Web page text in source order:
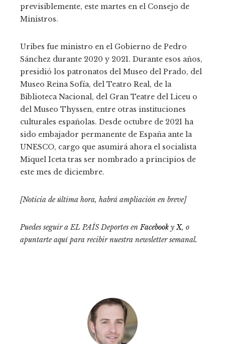
previsiblemente, este martes en el Consejo de
Ministros.
Uribes fue ministro en el Gobierno de Pedro
Sánchez durante 2020 y 2021. Durante esos años,
presidió los patronatos del Museo del Prado, del
Museo Reina Sofía, del Teatro Real, de la
Biblioteca Nacional, del Gran Teatre del Liceu o
del Museo Thyssen, entre otras instituciones
culturales españolas. Desde octubre de 2021 ha
sido embajador permanente de España ante la
UNESCO, cargo que asumirá ahora el socialista
Miquel Iceta tras ser nombrado a principios de
este mes de diciembre.
[Noticia de última hora, habrá ampliación en breve]
Puedes seguir a EL PAÍS Deportes enFacebook yX, o
apuntarte aquí para recibirnuestra newsletter semanal.